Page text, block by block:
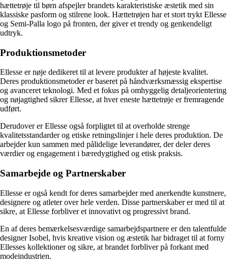
hættetrøje til børn afspejler brandets karakteristiske æstetik med sin
klassiske pasform og stilrene look. Hættetrøjen har et stort trykt Ellesse
og Semi-Palla logo på fronten, der giver et trendy og genkendeligt
udtryk.
Produktionsmetoder
Ellesse er nøje dedikeret til at levere produkter af højeste kvalitet.
Deres produktionsmetoder er baseret på håndværksmæssig ekspertise
og avanceret teknologi. Med et fokus på omhyggelig detaljeorientering
og nøjagtighed sikrer Ellesse, at hver eneste hættetrøje er fremragende
udført.
Derudover er Ellesse også forpligtet til at overholde strenge
kvalitetsstandarder og etiske retningslinjer i hele deres produktion. De
arbejder kun sammen med pålidelige leverandører, der deler deres
værdier og engagement i bæredygtighed og etisk praksis.
Samarbejde og Partnerskaber
Ellesse er også kendt for deres samarbejder med anerkendte kunstnere,
designere og atleter over hele verden. Disse partnerskaber er med til at
sikre, at Ellesse forbliver et innovativt og progressivt brand.
En af deres bemærkelsesværdige samarbejdspartnere er den talentfulde
designer Isobel, hvis kreative vision og æstetik har bidraget til at forny
Ellesses kollektioner og sikre, at brandet forbliver på forkant med
modeindustrien.